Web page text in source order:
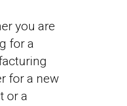
you are
for a
for a new
or a